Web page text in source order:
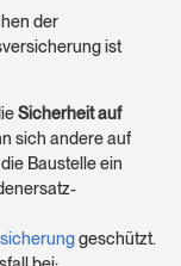
der
ist
Sicher­heit auf
sich andere auf
Baustelle ein
geschützt.